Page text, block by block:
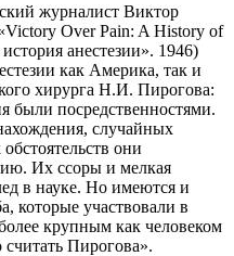
журналист Виктор
Over Pain: A History of
анестезии». 1946)
как Америка, так и
хирурга Н.И. Пирогова:
были посредственностями.
случайных
они
Их ссоры и мелкая
в науке. Но имеются и
которые участвовали в
крупным как человеком
Пирогова».